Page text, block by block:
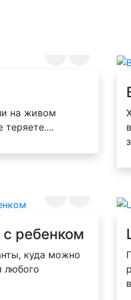
на живом
теряете....
с ребенком
куда можно
любого